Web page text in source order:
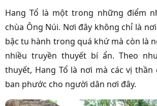
Hang Tổ là một trong những điểm
chùa Ông Núi. Nơi đây không chỉ là
bậc tu hành trong quá khứ mà còn là
nhiều truyền thuyết bí ẩn. Theo
thuyết, Hang Tổ là nơi mà các vị thần
ban phước cho người dân nơi đây.